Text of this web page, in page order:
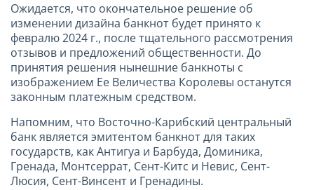
Ожидается, что окончательное решение об
изменении дизайна банкнот будет принято к
февралю 2024 г., после тщательного рассмотрения
отзывов и предложений общественности. До
принятия решения нынешние банкноты с
изображением Ее Величества Королевы останутся
законным платежным средством.
Напомним, что Восточно-Карибский центральный
банк является эмитентом банкнот для таких
государств, как Антигуа и Барбуда, Доминика,
Гренада, Монтсеррат, Сент-Китс и Невис, Сент-
Люсия, Сент-Винсент и Гренадины.